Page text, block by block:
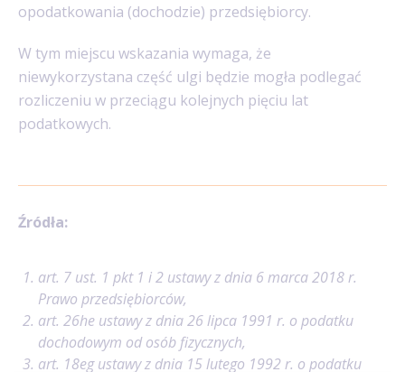
opodatkowania (dochodzie) przedsiębiorcy.
W tym miejscu wskazania wymaga, że
niewykorzystana część ulgi będzie mogła podlegać
rozliczeniu w przeciągu kolejnych pięciu lat
podatkowych.
Źródła:
art. 7 ust. 1 pkt 1 i 2 ustawy z dnia 6 marca 2018 r.
Prawo przedsiębiorców,
art. 26he ustawy z dnia 26 lipca 1991 r. o podatku
dochodowym od osób fizycznych,
art. 18eg ustawy z dnia 15 lutego 1992 r. o podatku